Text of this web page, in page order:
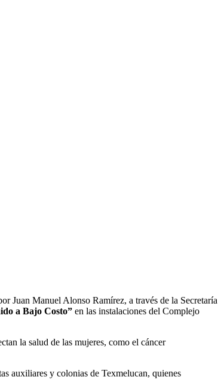
Juan Manuel Alonso Ramírez, a través de la Secretaría
a Bajo Costo” en las instalaciones del Complejo
la salud de las mujeres, como el cáncer
auxiliares y colonias de Texmelucan, quienes